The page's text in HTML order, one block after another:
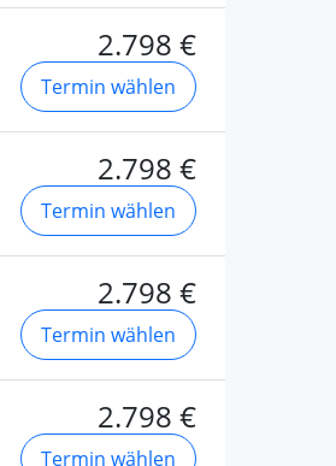
2.798 €
Termin wählen
2.798 €
Termin wählen
2.798 €
Termin wählen
2.798 €
Termin wählen